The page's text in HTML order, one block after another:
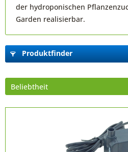
der hydroponischen
Garden realisierbar.
Produktfinder